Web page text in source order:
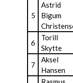
5
Astrid
Bigum
6
Torill
Skytte
7
Aksel
Hansen